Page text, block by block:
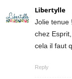
Libertylle
Jolie tenue
chez
cela il faut
Reply